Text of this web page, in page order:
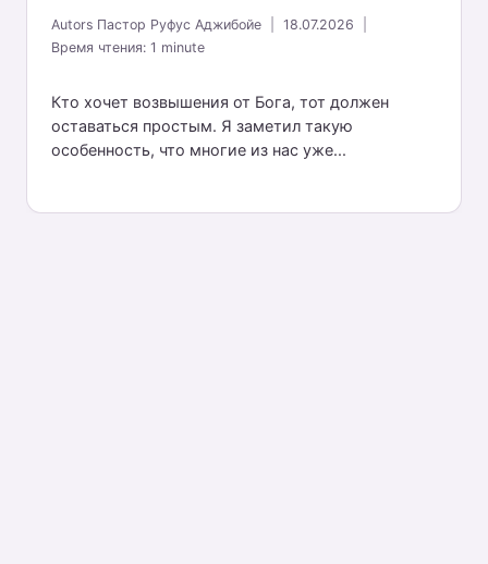
Autors Пастор Руфус Аджибойе
18.07.2026
Время чтения:1 minute
Кто хочет возвышения от Бога, тот должен
оставаться простым. Я заметил такую
особенность, что многие из нас уже...